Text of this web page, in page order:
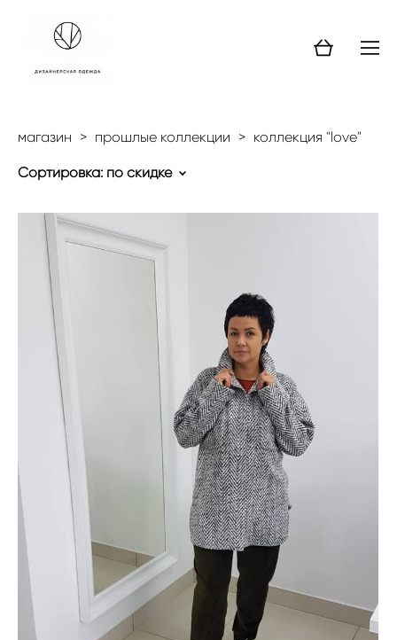
магазин > прошлые коллекции > коллекция "love"
Сортировка: по скидке